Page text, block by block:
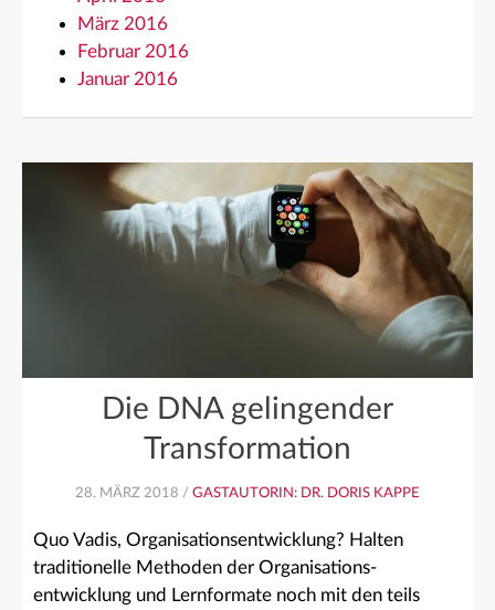
März 2016
Februar 2016
Januar 2016
Die DNA gelingender
Transformation
28. MÄRZ 2018 / GASTAUTORIN: DR. DORIS KAPPE
Quo Vadis, Organisationsentwicklung? Halten
traditionelle Methoden der Organisations-
entwicklung und Lernformate noch mit den teils